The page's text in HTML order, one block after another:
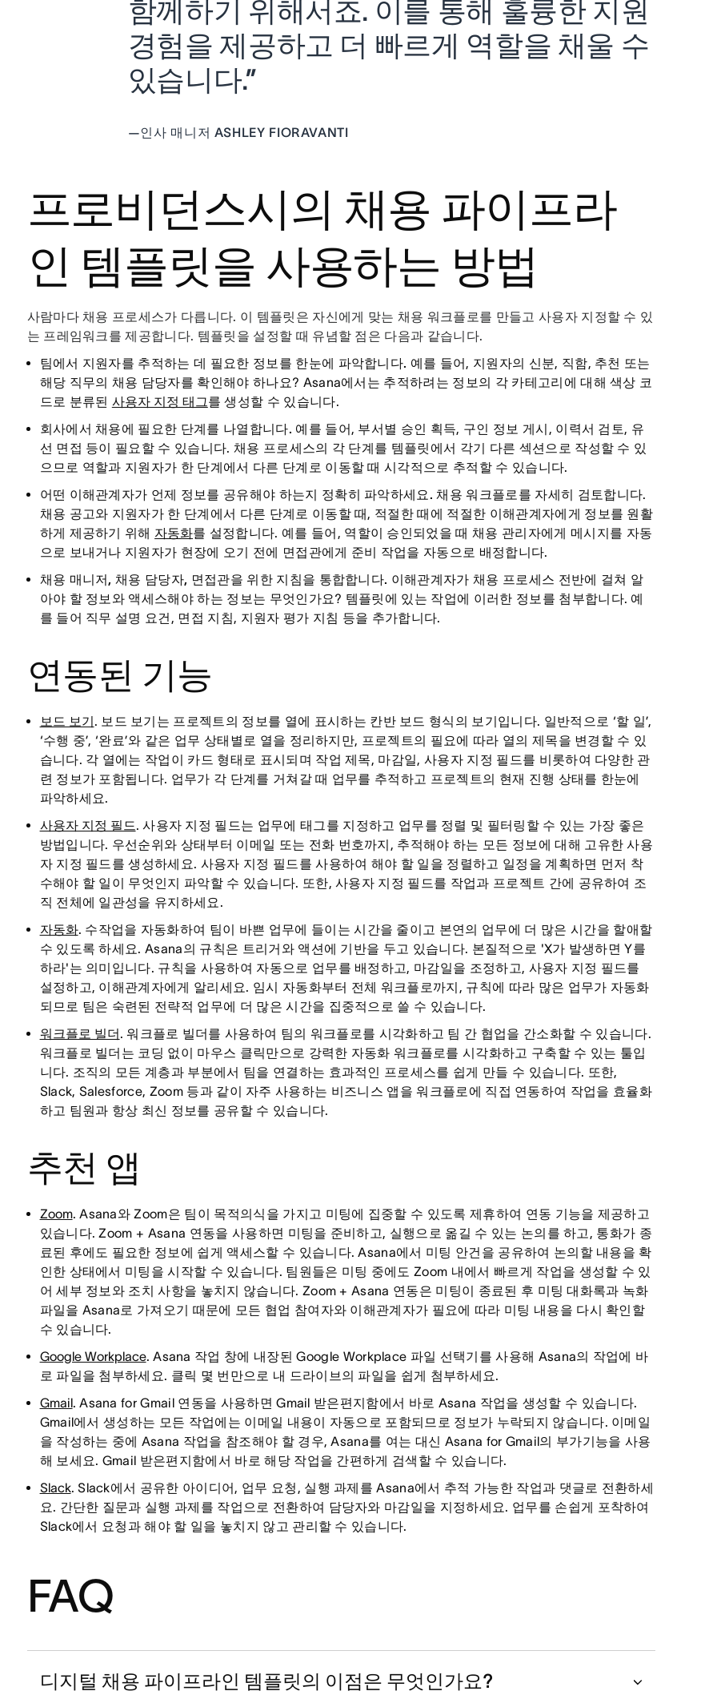
함께하기 위해서죠. 이를 통해 훌륭한 지원
경험을 제공하고 더 빠르게 역할을 채울 수
있습니다.”
—인사 매니저 ASHLEY FIORAVANTI
프로비던스시의 채용 파이프라
인 템플릿을 사용하는 방법
사람마다 채용 프로세스가 다릅니다. 이 템플릿은 자신에게 맞는 채용 워크플로를 만들고 사용자 지정할 수 있
는 프레임워크를 제공합니다. 템플릿을 설정할 때 유념할 점은 다음과 같습니다.
팀에서 지원자를 추적하는 데 필요한 정보를 한눈에 파악합니다. 예를 들어, 지원자의 신분, 직함, 추천 또는
해당 직무의 채용 담당자를 확인해야 하나요? Asana에서는 추적하려는 정보의 각 카테고리에 대해 색상 코
드로 분류된 사용자 지정 태그를 생성할 수 있습니다.
회사에서 채용에 필요한 단계를 나열합니다. 예를 들어, 부서별 승인 획득, 구인 정보 게시, 이력서 검토, 유
선 면접 등이 필요할 수 있습니다. 채용 프로세스의 각 단계를 템플릿에서 각기 다른 섹션으로 작성할 수 있
으므로 역할과 지원자가 한 단계에서 다른 단계로 이동할 때 시각적으로 추적할 수 있습니다.
어떤 이해관계자가 언제 정보를 공유해야 하는지 정확히 파악하세요. 채용 워크플로를 자세히 검토합니다.
채용 공고와 지원자가 한 단계에서 다른 단계로 이동할 때, 적절한 때에 적절한 이해관계자에게 정보를 원활
하게 제공하기 위해 자동화를 설정합니다. 예를 들어, 역할이 승인되었을 때 채용 관리자에게 메시지를 자동
으로 보내거나 지원자가 현장에 오기 전에 면접관에게 준비 작업을 자동으로 배정합니다.
채용 매니저, 채용 담당자, 면접관을 위한 지침을 통합합니다. 이해관계자가 채용 프로세스 전반에 걸쳐 알
아야 할 정보와 액세스해야 하는 정보는 무엇인가요? 템플릿에 있는 작업에 이러한 정보를 첨부합니다. 예
를 들어 직무 설명 요건, 면접 지침, 지원자 평가 지침 등을 추가합니다.
연동된 기능
보드 보기. 보드 보기는 프로젝트의 정보를 열에 표시하는 칸반 보드 형식의 보기입니다. 일반적으로 ‘할 일’,
‘수행 중’, ‘완료’와 같은 업무 상태별로 열을 정리하지만, 프로젝트의 필요에 따라 열의 제목을 변경할 수 있
습니다. 각 열에는 작업이 카드 형태로 표시되며 작업 제목, 마감일, 사용자 지정 필드를 비롯하여 다양한 관
련 정보가 포함됩니다. 업무가 각 단계를 거쳐갈 때 업무를 추적하고 프로젝트의 현재 진행 상태를 한눈에
파악하세요.
사용자 지정 필드. 사용자 지정 필드는 업무에 태그를 지정하고 업무를 정렬 및 필터링할 수 있는 가장 좋은
방법입니다. 우선순위와 상태부터 이메일 또는 전화 번호까지, 추적해야 하는 모든 정보에 대해 고유한 사용
자 지정 필드를 생성하세요. 사용자 지정 필드를 사용하여 해야 할 일을 정렬하고 일정을 계획하면 먼저 착
수해야 할 일이 무엇인지 파악할 수 있습니다. 또한, 사용자 지정 필드를 작업과 프로젝트 간에 공유하여 조
직 전체에 일관성을 유지하세요.
자동화. 수작업을 자동화하여 팀이 바쁜 업무에 들이는 시간을 줄이고 본연의 업무에 더 많은 시간을 할애할
수 있도록 하세요. Asana의 규칙은 트리거와 액션에 기반을 두고 있습니다. 본질적으로 'X가 발생하면 Y를
하라'는 의미입니다. 규칙을 사용하여 자동으로 업무를 배정하고, 마감일을 조정하고, 사용자 지정 필드를
설정하고, 이해관계자에게 알리세요. 임시 자동화부터 전체 워크플로까지, 규칙에 따라 많은 업무가 자동화
되므로 팀은 숙련된 전략적 업무에 더 많은 시간을 집중적으로 쓸 수 있습니다.
워크플로 빌더. 워크플로 빌더를 사용하여 팀의 워크플로를 시각화하고 팀 간 협업을 간소화할 수 있습니다.
워크플로 빌더는 코딩 없이 마우스 클릭만으로 강력한 자동화 워크플로를 시각화하고 구축할 수 있는 툴입
니다. 조직의 모든 계층과 부분에서 팀을 연결하는 효과적인 프로세스를 쉽게 만들 수 있습니다. 또한,
Slack, Salesforce, Zoom 등과 같이 자주 사용하는 비즈니스 앱을 워크플로에 직접 연동하여 작업을 효율화
하고 팀원과 항상 최신 정보를 공유할 수 있습니다.
추천 앱
Zoom. Asana와 Zoom은 팀이 목적의식을 가지고 미팅에 집중할 수 있도록 제휴하여 연동 기능을 제공하고
있습니다. Zoom + Asana 연동을 사용하면 미팅을 준비하고, 실행으로 옮길 수 있는 논의를 하고, 통화가 종
료된 후에도 필요한 정보에 쉽게 액세스할 수 있습니다. Asana에서 미팅 안건을 공유하여 논의할 내용을 확
인한 상태에서 미팅을 시작할 수 있습니다. 팀원들은 미팅 중에도 Zoom 내에서 빠르게 작업을 생성할 수 있
어 세부 정보와 조치 사항을 놓치지 않습니다. Zoom + Asana 연동은 미팅이 종료된 후 미팅 대화록과 녹화
파일을 Asana로 가져오기 때문에 모든 협업 참여자와 이해관계자가 필요에 따라 미팅 내용을 다시 확인할
수 있습니다.
Google Workplace. Asana 작업 창에 내장된 Google Workplace 파일 선택기를 사용해 Asana의 작업에 바
로 파일을 첨부하세요. 클릭 몇 번만으로 내 드라이브의 파일을 쉽게 첨부하세요.
Gmail. Asana for Gmail 연동을 사용하면 Gmail 받은편지함에서 바로 Asana 작업을 생성할 수 있습니다.
Gmail에서 생성하는 모든 작업에는 이메일 내용이 자동으로 포함되므로 정보가 누락되지 않습니다. 이메일
을 작성하는 중에 Asana 작업을 참조해야 할 경우, Asana를 여는 대신 Asana for Gmail의 부가기능을 사용
해 보세요. Gmail 받은편지함에서 바로 해당 작업을 간편하게 검색할 수 있습니다.
Slack. Slack에서 공유한 아이디어, 업무 요청, 실행 과제를 Asana에서 추적 가능한 작업과 댓글로 전환하세
요. 간단한 질문과 실행 과제를 작업으로 전환하여 담당자와 마감일을 지정하세요. 업무를 손쉽게 포착하여
Slack에서 요청과 해야 할 일을 놓치지 않고 관리할 수 있습니다.
FAQ
디지털 채용 파이프라인 템플릿의 이점은 무엇인가요?